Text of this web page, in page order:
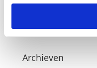
Archieven